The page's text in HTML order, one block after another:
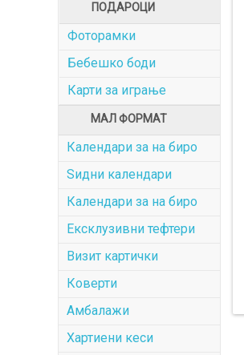
ПОДАРОЦИ
Фоторамки
Бебешко боди
Карти за играње
МАЛ ФОРМАТ
Календари за на биро
Ѕидни календари
Календари за на биро
Ексклузивни тефтери
Визит картички
Коверти
Амбалажи
Хартиени кеси